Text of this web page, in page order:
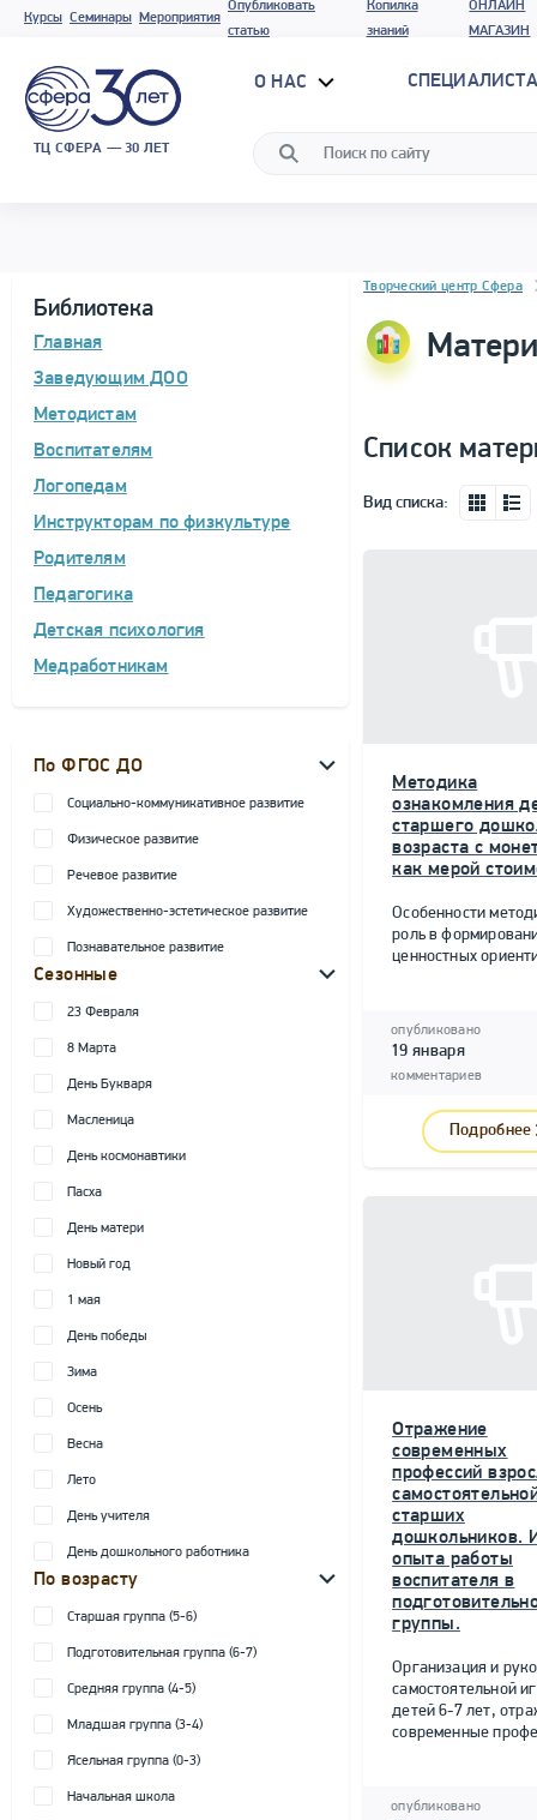
Курсы Семинары Мероприятия
Опубликовать
статью
Копилка
знаний
ОНЛАЙН
МАГАЗИН
ТЦ СФЕРА — 30 ЛЕТ
О НАС
Библиотека
Главная
Заведующим ДОО
Методистам
Воспитателям
Логопедам
Инструкторам по физкультуре
Родителям
Педагогика
Детская психология
Медработникам
По ФГОС ДО
Социально-коммуникативное развитие
Физическое развитие
Речевое развитие
Художественно-эстетическое развитие
Познавательное развитие
Сезонные
23 Февраля
8 Марта
День Букваря
Масленица
День космонавтики
Пасха
День матери
Новый год
1 мая
День победы
Зима
Осень
Весна
Лето
День учителя
День дошкольного работника
По возрасту
Старшая группа (5-6)
Подготовительная группа (6-7)
Средняя группа (4-5)
Младшая группа (3-4)
Ясельная группа (0-3)
Начальная школа
Блок новостей
Творческий центр Сфера
Список
Вид списка:
Методика
ознакомления
старшего
возраста с
как мерой
Особенности
роль в
ценностных
опубликовано
19 января
комментариев
Подробнее
Отражение
современных
профессий
старших
дошкольников.
опыта работы
воспитателя в
группы.
Организация и
самостоятельной
детей 6-7 лет,
современные
опубликовано